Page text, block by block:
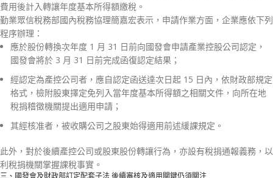
費用後計入轉讓年度基本所得額繳稅。
勤業眾信稅務部國內稅務協理簡嘉宏表示，申請作業方面，企業應依下列
程序辦理：
應於股份轉換次年度 1 月 31 日前向國發會申請產業控股公司認定，
國發會將於 3 月 31 日前完成函復認定結果；
經認定為產控公司者，應自認定函送達次日起 15 日內，依財政部規定
格式，檢附股東擇定免列入當年度基本所得額之相關文件，向所在地
稅捐稽徵機關提出適用申請；
其經核准者，被收購公司之股東始得適用前述緩課規定。
此外，對於後續產控公司或股東股份轉讓行為，亦設有稅捐通報義務，以
利稅捐機關掌握課稅事實。
三、國發會及財政部訂定配套子法 後續審核及適用關鍵仍須關注